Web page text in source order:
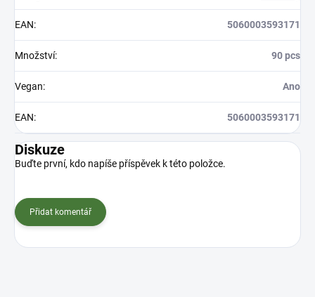
EAN: 5060003593171
Množství: 90 pcs
Vegan: Ano
EAN: 5060003593171
Diskuze
Buďte první, kdo napíše příspěvek k této položce.
Přidat komentář